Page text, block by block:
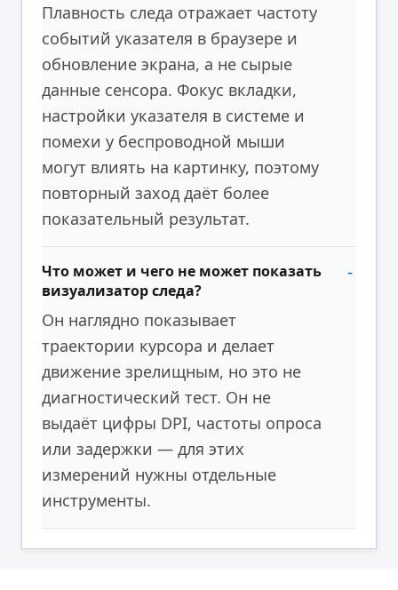
Плавность следа отражает частоту
событий указателя в браузере и
обновление экрана, а не сырые
данные сенсора. Фокус вкладки,
настройки указателя в системе и
помехи у беспроводной мыши
могут влиять на картинку, поэтому
повторный заход даёт более
показательный результат.
Что может и чего не может показать
визуализатор следа?
Он наглядно показывает
траектории курсора и делает
движение зрелищным, но это не
диагностический тест. Он не
выдаёт цифры DPI, частоты опроса
или задержки — для этих
измерений нужны отдельные
инструменты.